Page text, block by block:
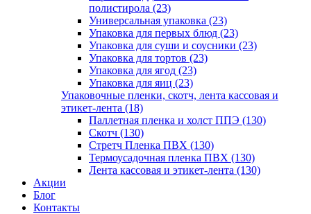
полистирола (23)
Универсальная упаковка (23)
Упаковка для первых блюд (23)
Упаковка для суши и соусники (23)
Упаковка для тортов (23)
Упаковка для ягод (23)
Упаковка для яиц (23)
Упаковочные пленки, скотч, лента кассовая и
этикет-лента (18)
Паллетная пленка и холст ППЭ (130)
Скотч (130)
Стретч Пленка ПВХ (130)
Термоусадочная пленка ПВХ (130)
Лента кассовая и этикет-лента (130)
Акции
Блог
Контакты